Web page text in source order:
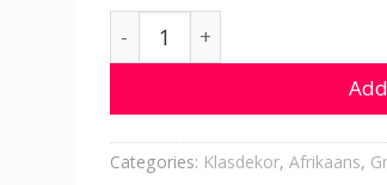
Klastema - Uile 3 quantity
Categories: Klasdekor, Afrikaans,